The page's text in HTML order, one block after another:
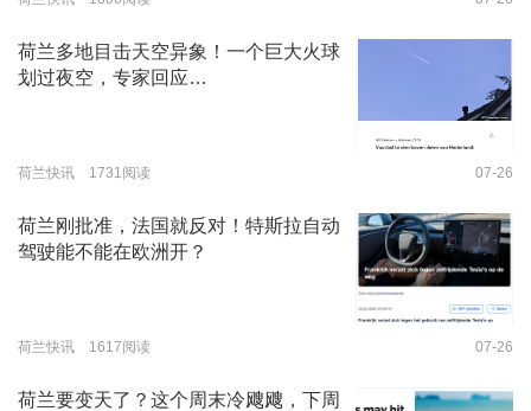
荷兰多地目击天空异象！一个巨大火球
划过夜空，专家回应…
荷兰快讯 1731阅读 07-26
荷兰刚批准，法国就反对！特斯拉自动
驾驶能不能在欧洲开？
荷兰快讯 1617阅读 07-26
荷兰要变天了？这个周末冷飕飕，下周